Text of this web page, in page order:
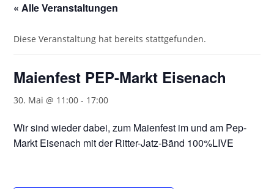
« Alle Veranstaltungen
Diese Veranstaltung hat bereits stattgefunden.
Maienfest PEP-Markt Eisenach
30. Mai @ 11:00 - 17:00
Wir sind wieder dabei, zum Maienfest im und am Pep-
Markt Eisenach mit der Ritter-Jatz-Bänd 100%LIVE